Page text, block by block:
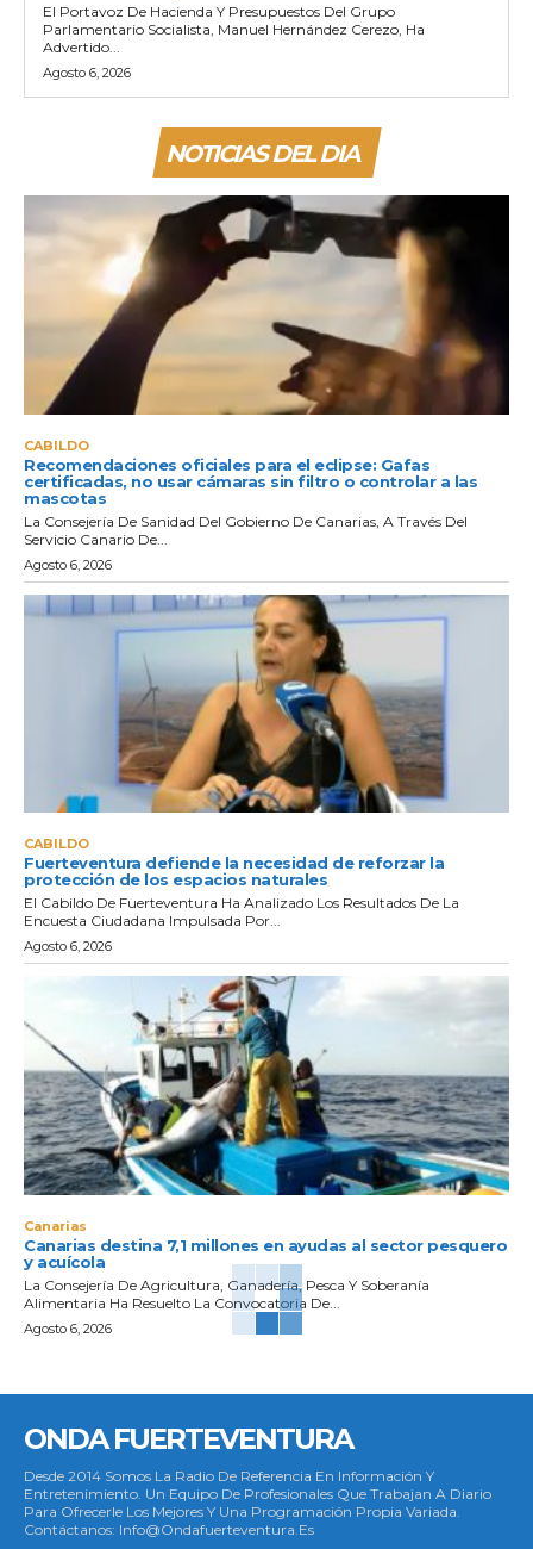
El Portavoz De Hacienda Y Presupuestos Del Grupo
Parlamentario Socialista, Manuel Hernández Cerezo, Ha
Advertido...
Agosto 6, 2026
NOTICIAS DEL DIA
CABILDO
Recomendaciones oficiales para el eclipse: Gafas
certificadas, no usar cámaras sin filtro o controlar a las
mascotas
La Consejería De Sanidad Del Gobierno De Canarias, A Través Del
Servicio Canario De...
Agosto 6, 2026
CABILDO
Fuerteventura defiende la necesidad de reforzar la
protección de los espacios naturales
El Cabildo De Fuerteventura Ha Analizado Los Resultados De La
Encuesta Ciudadana Impulsada Por...
Agosto 6, 2026
Canarias
Canarias destina 7,1 millones en ayudas al sector pesquero
y acuícola
La Consejería De Agricultura, Ganadería, Pesca Y Soberanía
Alimentaria Ha Resuelto La Convocatoria De...
Agosto 6, 2026
ONDA FUERTEVENTURA
Desde 2014 Somos La Radio De Referencia En Información Y
Entretenimiento. Un Equipo De Profesionales Que Trabajan A Diario
Para Ofrecerle Los Mejores Y Una Programación Propia Variada.
Contáctanos: Info@ondafuerteventura.es